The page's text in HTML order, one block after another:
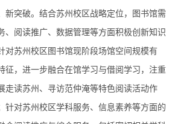
新突破。结合苏州校区战略定位，图书馆需
、阅读推广、数据管理等方面积极创新知识
对苏州校区图书馆现阶段场馆空间规模有
征，进一步融合在馆学习与借阅学习，注重
走读苏州、寻访范仲淹等特色阅读活动作
针对苏州校区学科服务、信息素养等方面的